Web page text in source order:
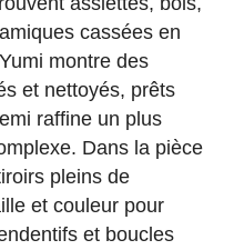
cassées en
montre des
et nettoyés, prêts
raffine un plus
Dans la pièce
pleins de
et couleur pour
et boucles